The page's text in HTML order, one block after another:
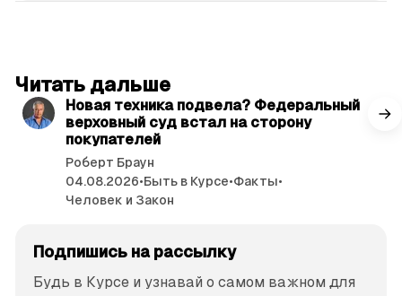
Читать дальше
Новая техника подвела? Федеральный
верховный суд встал на сторону
покупателей
Роберт Браун
04.08.2026•Быть в Курсе•Факты•
Человек и Закон
Подпишись на рассылку
Будь в Курсе и узнавай о самом важном для